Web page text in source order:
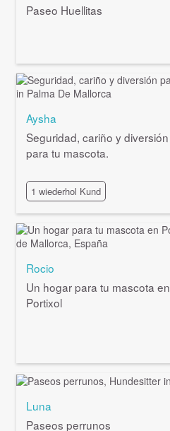
Paseo Huellitas
Aysha
Seguridad, cariño y diversión
para tu mascota.
1 wiederhol Kund
Rocio
Un hogar para tu mascota en
Portixol
Luna
Paseos perrunos